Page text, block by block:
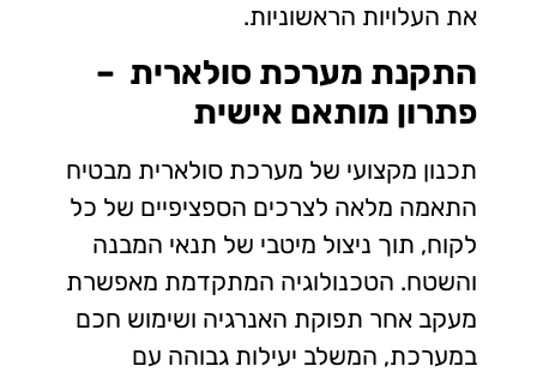
את העלויות הראשוניות.
התקנת מערכת סולארית –
פתרון מותאם אישית
תכנון מקצועי של מערכת סולארית מבטיח
התאמה מלאה לצרכים הספציפיים של כל
לקוח, תוך ניצול מיטבי של תנאי המבנה
והשטח. הטכנולוגיה המתקדמת מאפשרת
מעקב אחר תפוקת האנרגיה ושימוש חכם
במערכת, המשלב יעילות גבוהה עם